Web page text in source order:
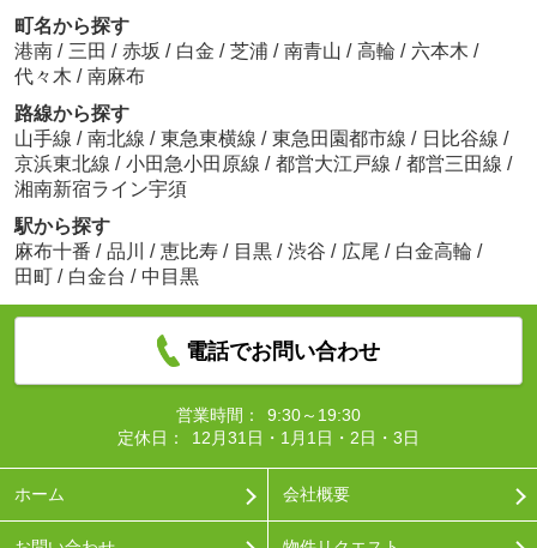
町名から探す
港南 / 三田 / 赤坂 / 白金 / 芝浦 / 南青山 / 高輪 / 六本木 /
代々木 / 南麻布
路線から探す
山手線 / 南北線 / 東急東横線 / 東急田園都市線 / 日比谷線 /
京浜東北線 / 小田急小田原線 / 都営大江戸線 / 都営三田線 /
湘南新宿ライン宇須
駅から探す
麻布十番 / 品川 / 恵比寿 / 目黒 / 渋谷 / 広尾 / 白金高輪 /
田町 / 白金台 / 中目黒
電話でお問い合わせ
営業時間：
9:30～19:30
定休日：
12月31日・1月1日・2日・3日
ホーム 会社概要